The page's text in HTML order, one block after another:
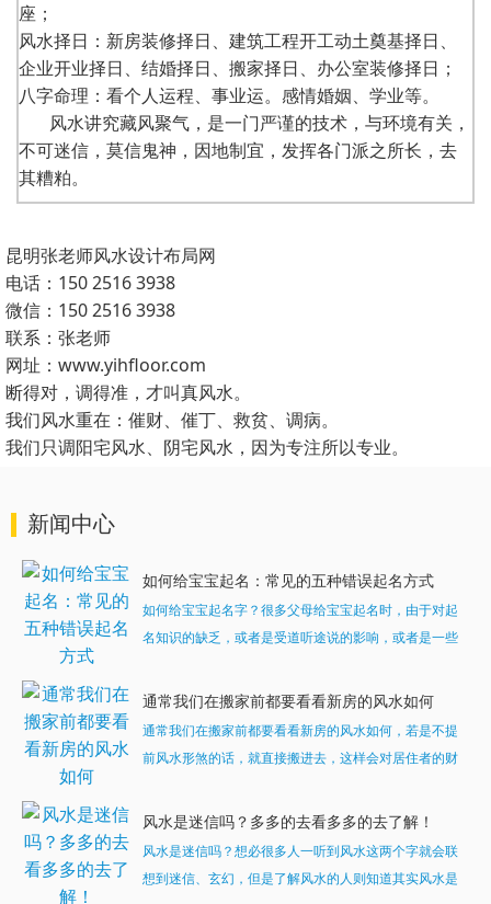
座；
风水择日：新房装修择日、建筑工程开工动土奠基择日、
企业开业择日、结婚择日、搬家择日、办公室装修择日；
八字命理：看个人运程、事业运。感情婚姻、学业等。
风水讲究藏风聚气，是一门严谨的技术，与环境有关，
不可迷信，莫信鬼神，因地制宜，发挥各门派之所长，去
其糟粕。
昆明张老师风水设计布局网
电话：150 2516 3938
微信：150 2516 3938
联系：张老师
网址：www.yihfloor.com
断得对，调得准，才叫真风水。
我们风水重在：催财、催丁、救贫、调病。
我们只调阳宅风水、阴宅风水，因为专注所以专业。
新闻中心
如何给宝宝起名：常见的五种错误起名方式
如何给宝宝起名字？很多父母给宝宝起名时，由于对起
名知识的缺乏，或者是受道听途说的影响，或者是一些
错误，希望你们看了分析后，能有所感触，同意宝宝起
名的观点...
通常我们在搬家前都要看看新房的风水如何
通常我们在搬家前都要看看新房的风水如何，若是不提
前风水形煞的话，就直接搬进去，这样会对居住者的财
则，如采光、通风、周围环境如何等这些基本常识。其
次再看观...
风水是迷信吗？多多的去看多多的去了解！
风水是迷信吗？想必很多人一听到风水这两个字就会联
想到迷信、玄幻，但是了解风水的人则知道其实风水是